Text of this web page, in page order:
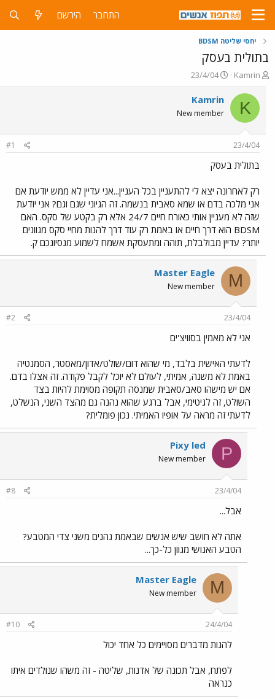
התחבר הירשם
יחסי שליטה BDSM
בתולית בעסק
פ
ו
ת
ח
ה
ש
א
Kamrin
פ
ו
ר
ם
ר
23/4/04
K
Kamrin
New member
23/4/04
#1
בתולית בעסק
רק לאחרונה יצא לי להתעניין בכל העניין...אני עדיין לא ממש יודעת אם
אני מלכה בדם או שמא סאבית בנשמה. זה הגיוני שגם וגם? אני יודעת
שזה לא מעניין אותי כאורח חיים 24/7 אלא רק בקטע של סקס. האם
BDSM הוא דרך חיים או באמת רק עוד דרך להנות מחיי סקס מגוונים
יותר? עדיין מבולבלת, תוהה ומתעסקת אשמח לשמוע מנסיונכם ק.
M
Master Eagle
New member
23/4/04
#2
אני לא מאמין בסוויצ'ים
לדעתי האישית בלבד, מי שהוא דום/שולט/אדון/מאסטר, הסמנטיה
באמת לא משנה, אמיתי, לעולם לא יוכל לקבל פקודה. זה אצלו בדם.
אם יש מישהו סאב/סאבית שמנסה תקופה מסוימת להיות בצד
השולט, זה לגיטימי, אבל ברגע שהוא נהנה גם מהצד השני, הנשלט,
לדעתי זה מראה על אופיו האמיתי. נכון פומלית?
P
Pixy led
New member
23/4/04
#8
אבל...
אתה לא חושב שיש אנשים שבאמת נהנים משני צדי המטבע?
הטבע האנושי מגוון כל-כך...
M
Master Eagle
New member
24/4/04
#10
להנות מדברים מסויימים כל אחד יכול
לפתח, אבל תכונה של אדנות, שליטה - זה משהו שנולדים איתו
כנראה